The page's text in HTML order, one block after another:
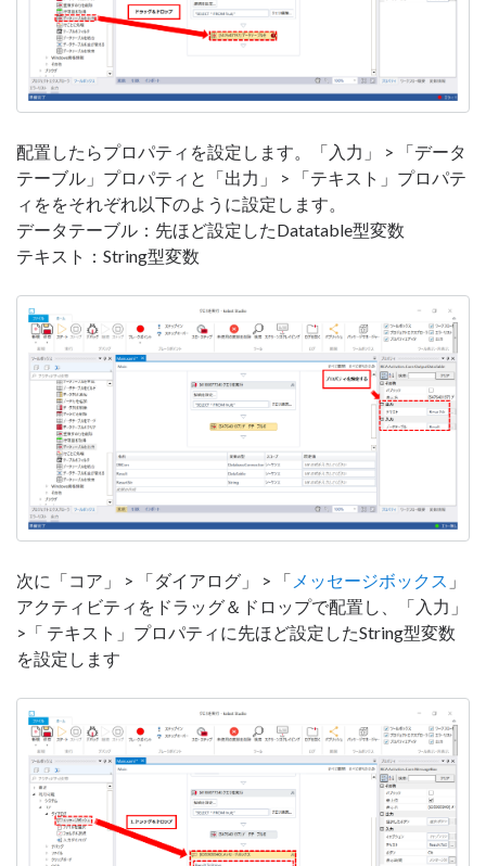
配置したらプロパティを設定します。「入力」 > 「データ
テーブル」プロパティと「出力」 > 「テキスト」プロパテ
ィををそれぞれ以下のように設定します。
データテーブル：先ほど設定したDatatable型変数
テキスト：String型変数
次に「コア」 > 「ダイアログ」 > 「 メッセージボックス 」
アクティビティをドラッグ＆ドロップで配置し、「入力」
>「 テキスト」プロパティに先ほど設定したString型変数
を設定します